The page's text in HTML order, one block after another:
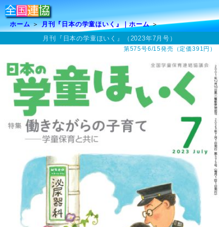
ホーム
月刊『日本の学童ほいく』｜ホーム
月刊『日本の学童ほいく』（2023年7月号）
第575号6/15発売（定価391円）